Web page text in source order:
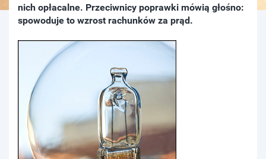
nich opłacalne. Przeciwnicy poprawki mówią głośno:
spowoduje to wzrost rachunków za prąd.